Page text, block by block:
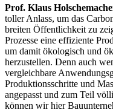
Prof. Klaus
toller Anlass, um das
breiten Öffentlichkeit zu
Prozesse eine effiziente
um damit ökologisch und
herzustellen. Denn auch
vergleichbare
Produktionsschritte und
angepasst und zum Teil
können wir hier